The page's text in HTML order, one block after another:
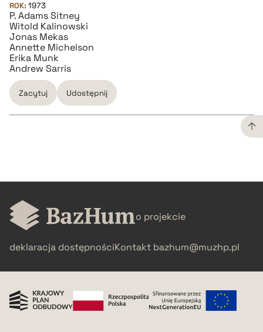
ROK: 1973
P. Adams Sitney
Witold Kalinowski
Jonas Mekas
Annette Michelson
Erika Munk
Andrew Sarris
Zacytuj Udostępnij
BIBTEX
pobierz cytat
o projekcie
deklaracja dostępnościKontakt bazhum@muzhp.pl